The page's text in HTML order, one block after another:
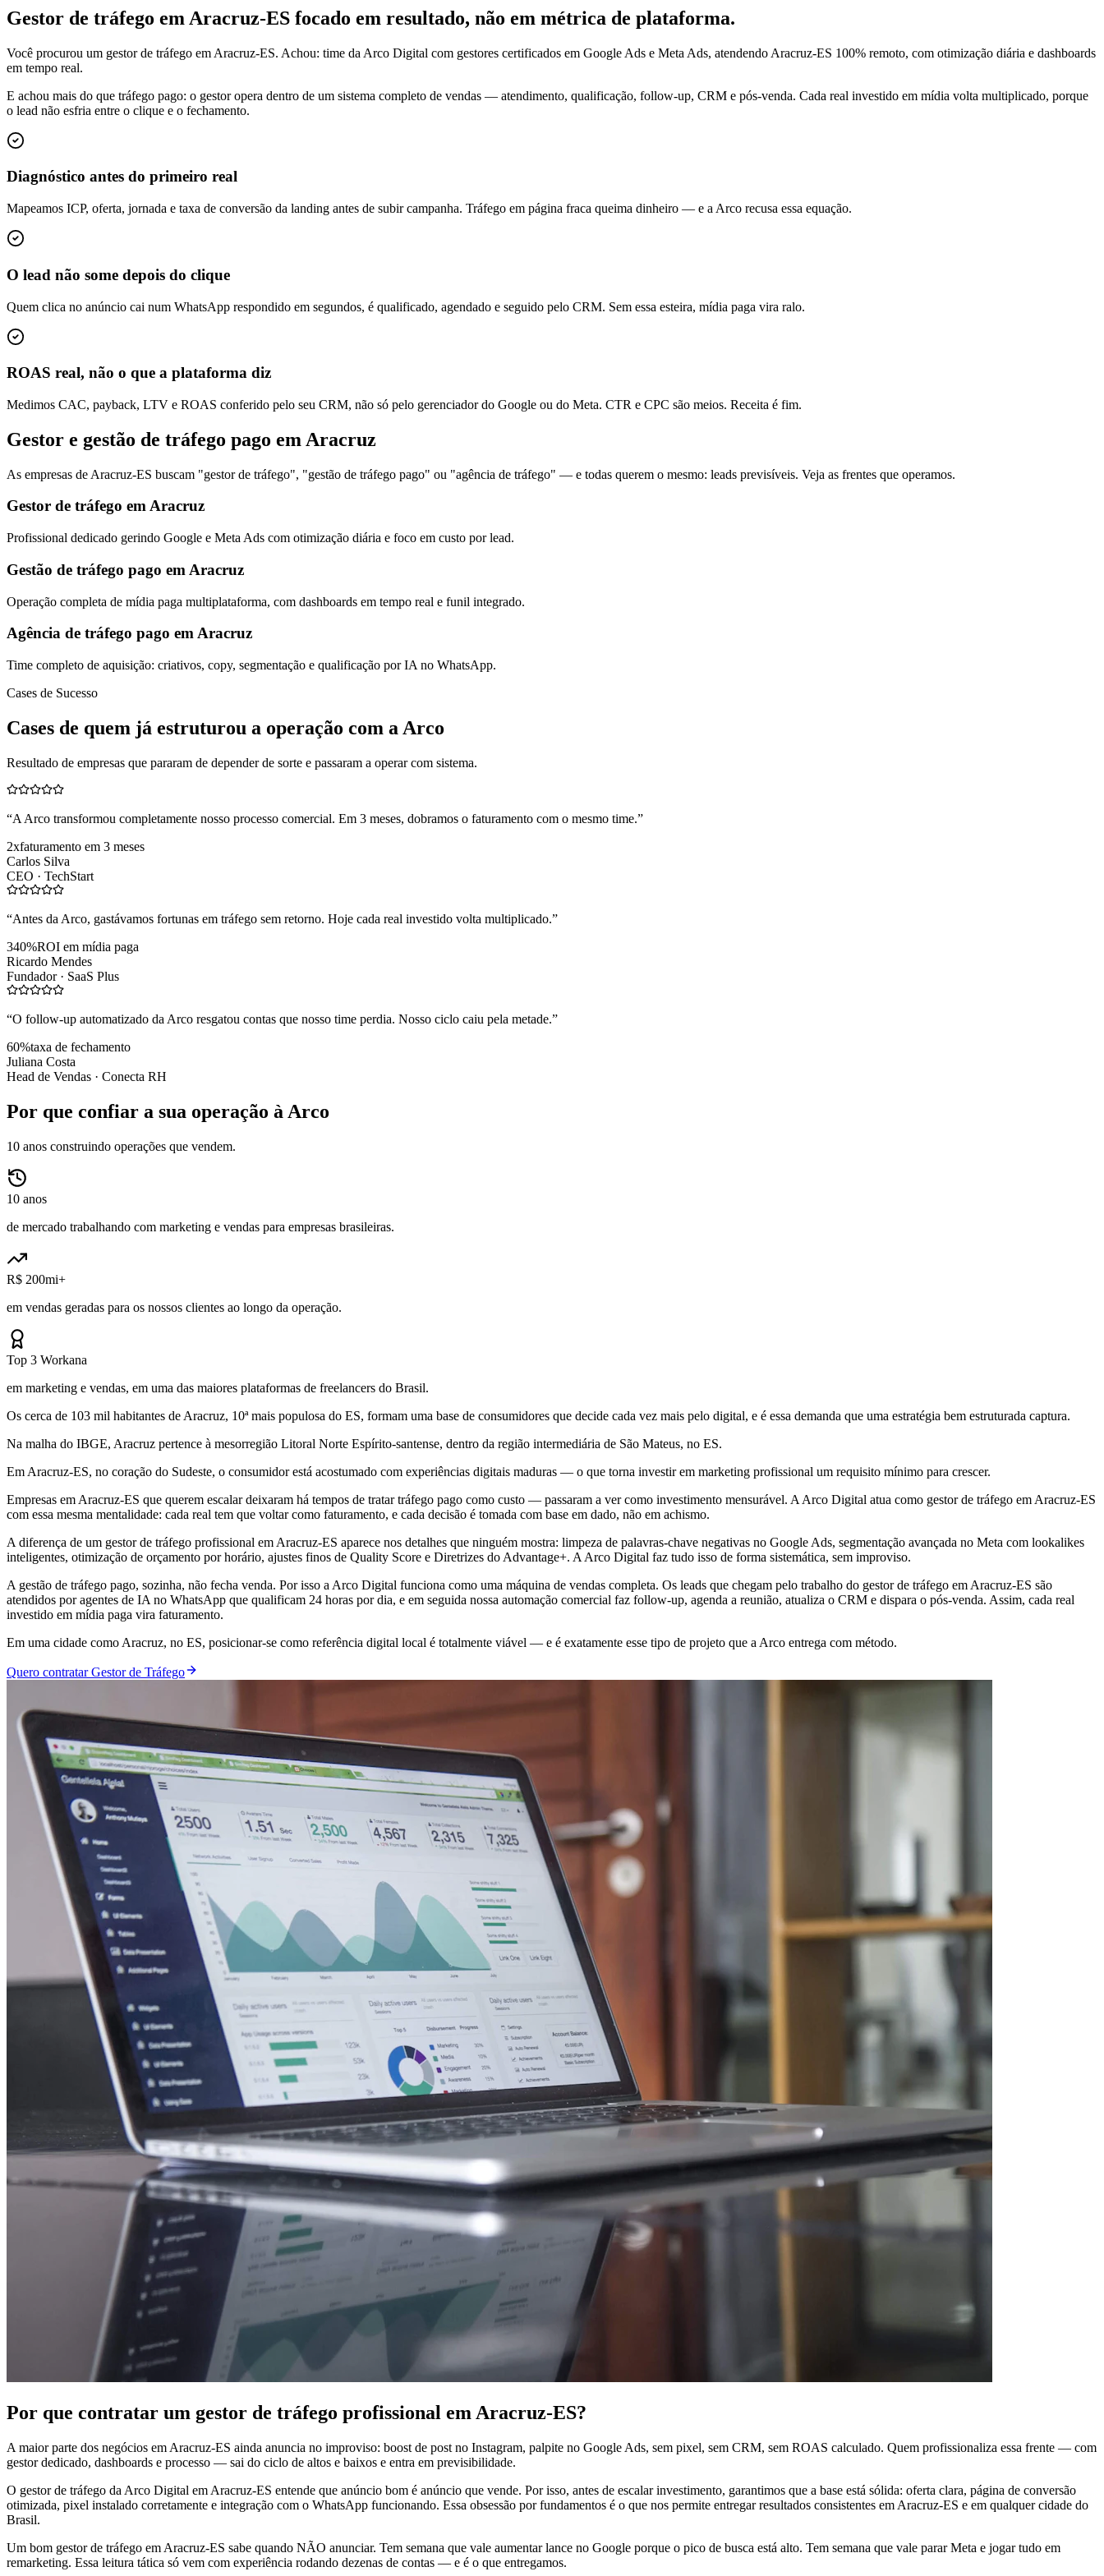
Gestor de tráfego em Aracruz-ES focado em resultado, não em métrica de plataforma.
Você procurou um gestor de tráfego em Aracruz-ES. Achou: time da Arco Digital com gestores certificados em Google Ads e Meta Ads, atendendo Aracruz-ES 100% remoto, com otimização diária e dashboards
em tempo real.
E achou mais do que tráfego pago: o gestor opera dentro de um sistema completo de vendas — atendimento, qualificação, follow-up, CRM e pós-venda. Cada real investido em mídia volta multiplicado, porque
o lead não esfria entre o clique e o fechamento.
Diagnóstico antes do primeiro real
Mapeamos ICP, oferta, jornada e taxa de conversão da landing antes de subir campanha. Tráfego em página fraca queima dinheiro — e a Arco recusa essa equação.
O lead não some depois do clique
Quem clica no anúncio cai num WhatsApp respondido em segundos, é qualificado, agendado e seguido pelo CRM. Sem essa esteira, mídia paga vira ralo.
ROAS real, não o que a plataforma diz
Medimos CAC, payback, LTV e ROAS conferido pelo seu CRM, não só pelo gerenciador do Google ou do Meta. CTR e CPC são meios. Receita é fim.
Gestor e gestão de tráfego pago em Aracruz
As empresas de Aracruz-ES buscam "gestor de tráfego", "gestão de tráfego pago" ou "agência de tráfego" — e todas querem o mesmo: leads previsíveis. Veja as frentes que operamos.
Gestor de tráfego em Aracruz
Profissional dedicado gerindo Google e Meta Ads com otimização diária e foco em custo por lead.
Gestão de tráfego pago em Aracruz
Operação completa de mídia paga multiplataforma, com dashboards em tempo real e funil integrado.
Agência de tráfego pago em Aracruz
Time completo de aquisição: criativos, copy, segmentação e qualificação por IA no WhatsApp.
Cases de Sucesso
Cases de quem já estruturou a operação com a Arco
Resultado de empresas que pararam de depender de sorte e passaram a operar com sistema.
“A Arco transformou completamente nosso processo comercial. Em 3 meses, dobramos o faturamento com o mesmo time.”
2xfaturamento em 3 meses
Carlos Silva
CEO · TechStart
“Antes da Arco, gastávamos fortunas em tráfego sem retorno. Hoje cada real investido volta multiplicado.”
340%ROI em mídia paga
Ricardo Mendes
Fundador · SaaS Plus
“O follow-up automatizado da Arco resgatou contas que nosso time perdia. Nosso ciclo caiu pela metade.”
60%taxa de fechamento
Juliana Costa
Head de Vendas · Conecta RH
Por que confiar a sua operação à Arco
10 anos construindo operações que vendem.
10 anos
de mercado trabalhando com marketing e vendas para empresas brasileiras.
R$ 200mi+
em vendas geradas para os nossos clientes ao longo da operação.
Top 3 Workana
em marketing e vendas, em uma das maiores plataformas de freelancers do Brasil.
Os cerca de 103 mil habitantes de Aracruz, 10ª mais populosa do ES, formam uma base de consumidores que decide cada vez mais pelo digital, e é essa demanda que uma estratégia bem estruturada captura.
Na malha do IBGE, Aracruz pertence à mesorregião Litoral Norte Espírito-santense, dentro da região intermediária de São Mateus, no ES.
Em Aracruz-ES, no coração do Sudeste, o consumidor está acostumado com experiências digitais maduras — o que torna investir em marketing profissional um requisito mínimo para crescer.
Empresas em Aracruz-ES que querem escalar deixaram há tempos de tratar tráfego pago como custo — passaram a ver como investimento mensurável. A Arco Digital atua como gestor de tráfego em Aracruz-ES
com essa mesma mentalidade: cada real tem que voltar como faturamento, e cada decisão é tomada com base em dado, não em achismo.
A diferença de um gestor de tráfego profissional em Aracruz-ES aparece nos detalhes que ninguém mostra: limpeza de palavras-chave negativas no Google Ads, segmentação avançada no Meta com lookalikes
inteligentes, otimização de orçamento por horário, ajustes finos de Quality Score e Diretrizes do Advantage+. A Arco Digital faz tudo isso de forma sistemática, sem improviso.
A gestão de tráfego pago, sozinha, não fecha venda. Por isso a Arco Digital funciona como uma máquina de vendas completa. Os leads que chegam pelo trabalho do gestor de tráfego em Aracruz-ES são
atendidos por agentes de IA no WhatsApp que qualificam 24 horas por dia, e em seguida nossa automação comercial faz follow-up, agenda a reunião, atualiza o CRM e dispara o pós-venda. Assim, cada real
investido em mídia paga vira faturamento.
Em uma cidade como Aracruz, no ES, posicionar-se como referência digital local é totalmente viável — e é exatamente esse tipo de projeto que a Arco entrega com método.
Quero contratar Gestor de Tráfego
Por que contratar um gestor de tráfego profissional em Aracruz-ES?
A maior parte dos negócios em Aracruz-ES ainda anuncia no improviso: boost de post no Instagram, palpite no Google Ads, sem pixel, sem CRM, sem ROAS calculado. Quem profissionaliza essa frente — com
gestor dedicado, dashboards e processo — sai do ciclo de altos e baixos e entra em previsibilidade.
O gestor de tráfego da Arco Digital em Aracruz-ES entende que anúncio bom é anúncio que vende. Por isso, antes de escalar investimento, garantimos que a base está sólida: oferta clara, página de conversão
otimizada, pixel instalado corretamente e integração com o WhatsApp funcionando. Essa obsessão por fundamentos é o que nos permite entregar resultados consistentes em Aracruz-ES e em qualquer cidade do
Brasil.
Um bom gestor de tráfego em Aracruz-ES sabe quando NÃO anunciar. Tem semana que vale aumentar lance no Google porque o pico de busca está alto. Tem semana que vale parar Meta e jogar tudo em
remarketing. Essa leitura tática só vem com experiência rodando dezenas de contas — e é o que entregamos.